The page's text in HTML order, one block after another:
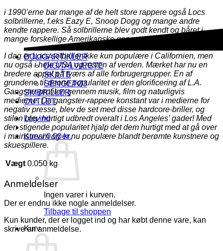
BOLIGARTIKLER
DIGITALVÆGTE
SKILTE
SENGETØJ
SKIBRILLER
OUTLET
Log ind
Kurv /0.00kr.
Ingen varer i kurven.
Tilbage til shoppen
Kurv
i 1990’erne bar mange af de helt store rappere også Locs
solbrillerne, f.eks Eazy E, Snoop Dogg og mange andre
kendte rappere. Så solbrillerne blev godt kendt og båret i
mange forskellige Amerikanske gangster film.
I dag er Locs solbriller ikke kun populære i Californien, men
nu også i hele USA og resten af verden. Mærket har nu en
bredere appel på tværs af alle forbrugergrupper. En af
grundene til denne popularitet er den glorificering af L.A.
Gangster-profilen gennem musik, film og naturligvis
medierne. Da gangster-rappere konstant var i medierne for
negativ presse, blev de set med disse hardcore-briller, og
stilen blev hurtigt udbredt overalt i Los Angeles’ gader! Med
den stigende popularitet hjalp det dem hurtigt med at gå over
i mainstream og er nu populære blandt berømte kunstnere og
skuespillere.
Vægt 0.050 kg
Anmeldelser
Der er endnu ikke nogle anmeldelser.
Kun kunder, der er logget ind og har købt denne vare, kan
skrive en anmeldelse.